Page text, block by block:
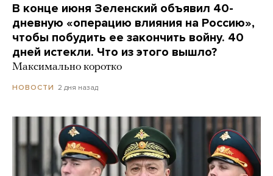
В конце июня Зеленский объявил 40-
дневную «операцию влияния на Россию»,
чтобы побудить ее закончить войну. 40
дней истекли. Что из этого вышло?
Максимально коротко
НОВОСТИ 2 дня назад